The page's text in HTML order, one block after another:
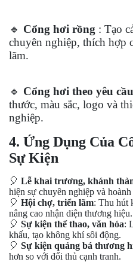
🔹 Cổng hơi rồng : Tạo
chuyên nghiệp, thích hợp
lãm.
🔹 Cổng hơi theo yêu cầu
thước, màu sắc, logo và
nghiệp.
4. Ứng Dụng Của
Sự Kiện
🎈 Lễ khai trương, khánh
hiện sự chuyên nghiệp và hoành
🎈 Hội chợ, triển lãm: Thu hút
nâng cao nhận diện thương hiệu.
🎈 Sự kiện thể thao, văn hóa:
khấu, tạo không khí sôi động.
🎈 Sự kiện quảng bá thương
hơn so với đối thủ cạnh tranh.